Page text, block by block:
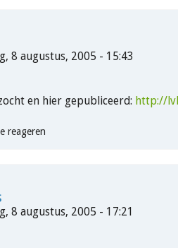
8 augustus, 2005 - 15:43
en hier gepubliceerd: http://
reageren
8 augustus, 2005 - 17:21